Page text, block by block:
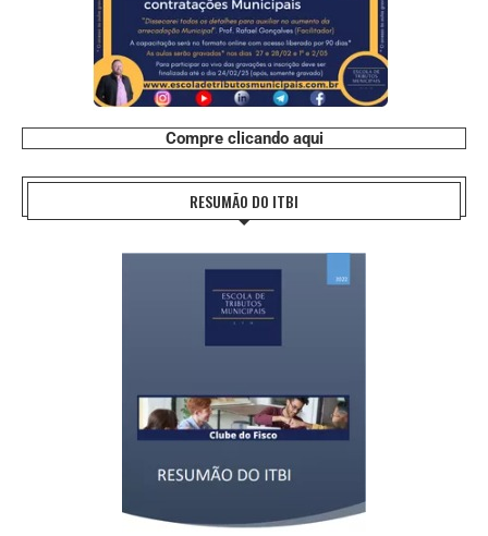
Compre clicando aqui
RESUMÃO DO ITBI